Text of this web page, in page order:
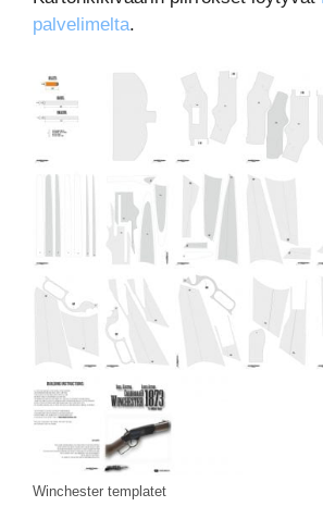
palvelimelta.
Winchester templatet